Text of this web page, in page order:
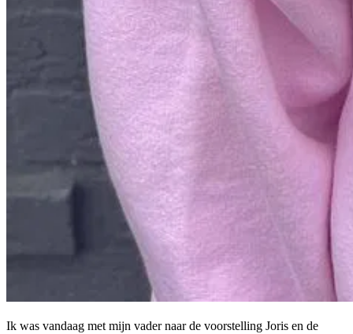
Ik was vandaag met mijn vader naar de voorstelling Joris en de